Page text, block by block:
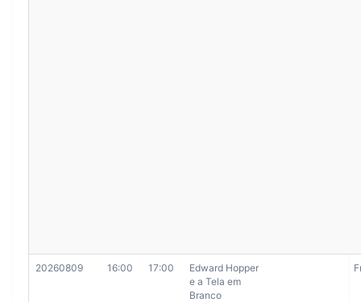
20260809 16:00 17:00
Edward Hopper
e a Tela em
Branco